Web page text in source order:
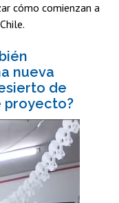
cómo comienzan a
nueva
de
proyecto?